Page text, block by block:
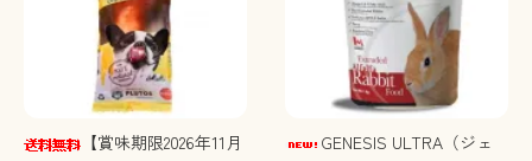
【賞味期限2026年11月
GENESIS ULTRA（ジェ